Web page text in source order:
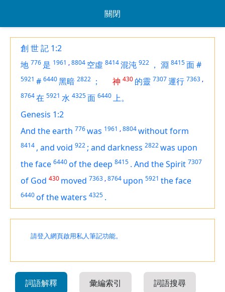
關閉
創 世 記 1:2
地 776 是 1961 ,8804 空虛 8414混沌 922 ， 淵 8415面#
5921 # 6440黑暗 2822 ； 神 430 的靈 7307運行 7363 ,
8764在 5921 水 4325面 6440上。
Genesis 1:2
And the earth 776was 1961 ,8804without form
8414 , and void 922 ; and darkness 2822was upon
the face 6440of the deep 8415 . And the Spirit 7307
of God 430 moved 7363 ,8764 upon 5921 the face
6440of the waters 4325 .
請登入網頁啟用私人筆記功能。
詞語解釋 彙編索引 詞語搜尋